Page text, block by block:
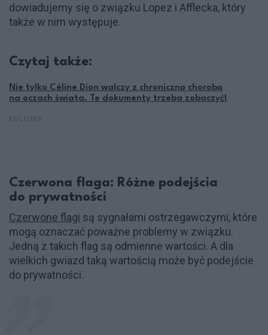
dowiadujemy się o związku Lopez i Afflecka, który
także w nim występuje.
Czytaj także:
Nie tylko Céline Dion walczy z chroniczną chorobą
na oczach świata. Te dokumenty trzeba zobaczyć!
Czerwona flaga: Różne podejścia
do prywatności
Czerwone flagi są sygnałami ostrzegawczymi, które
mogą oznaczać poważne problemy w związku.
Jedną z takich flag są odmienne wartości. A dla
wielkich gwiazd taką wartością może być podejście
do prywatności.